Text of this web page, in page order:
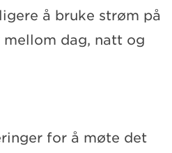
å bruke strøm på
dag, natt og
for å møte det